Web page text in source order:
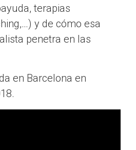
terapias
y de cómo esa
penetra en las
en Barcelona en